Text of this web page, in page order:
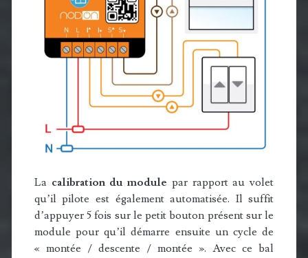
La calibration du module par rapport au volet
qu’il pilote est également automatisée. Il suffit
d’appuyer 5 fois sur le petit bouton présent sur le
module pour qu’il démarre ensuite un cycle de
« montée / descente / montée ». Avec ce bal